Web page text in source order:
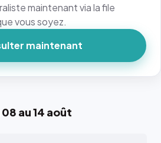
08 au 14 août
maintenant via la file
vous soyez.
maintenant